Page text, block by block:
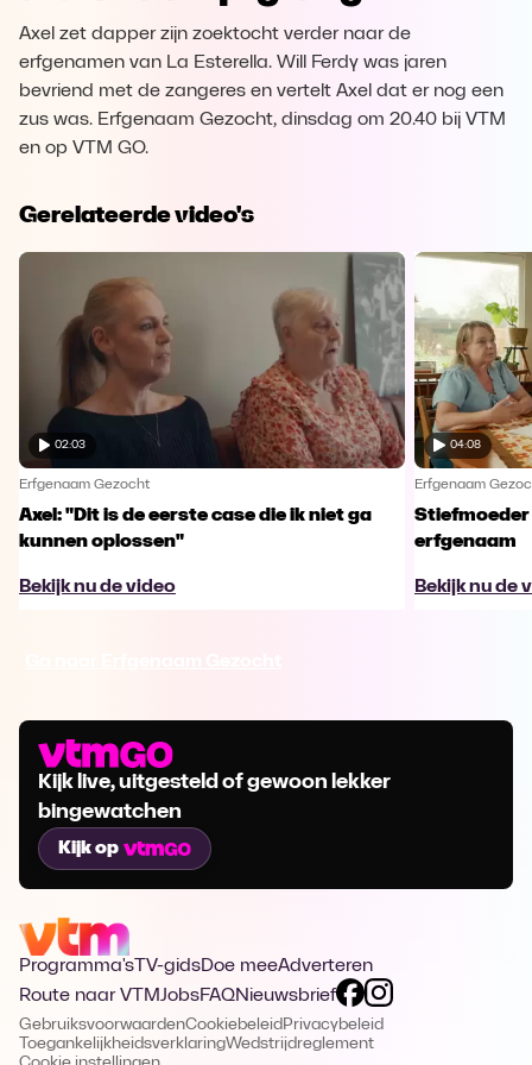
Axel zet dapper zijn zoektocht verder naar de
erfgenamen van La Esterella. Will Ferdy was jaren
bevriend met de zangeres en vertelt Axel dat er nog een
zus was. Erfgenaam Gezocht, dinsdag om 20.40 bij VTM
en op VTM GO.
Gerelateerde video's
02:03
Erfgenaam Gezocht
Axel: "Dit is de eerste case die ik niet ga
kunnen oplossen"
Bekijk nu de video
04:08
Erfgenaam
erfgenaam
Bekijk nu de
Kijk live, uitgesteld of gewoon lekker
bingewatchen
Kijk op
Programma's TV-gidsDoe meeAdverteren
Route naar VTMJobsFAQNieuwsbrief
GebruiksvoorwaardenCookiebeleid Privacybeleid
ToegankelijkheidsverklaringWedstrijdreglement